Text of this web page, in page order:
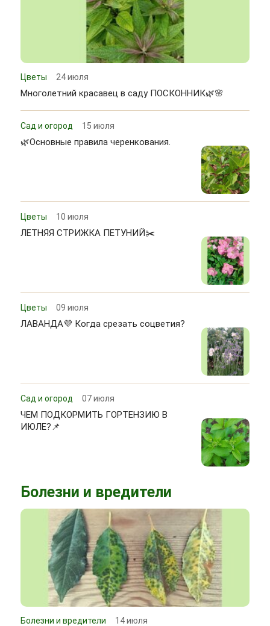
Цветы 24 июля
Многолетний красавец в саду ПОСКОННИК🌿🌸
Сад и огород 15 июля
🌿Основные правила черенкования.
Цветы 10 июля
ЛЕТНЯЯ СТРИЖКА ПЕТУНИЙ✂️
Цветы 09 июля
ЛАВАНДА💜 Когда срезать соцветия?
Сад и огород 07 июля
ЧЕМ ПОДКОРМИТЬ ГОРТЕНЗИЮ В
ИЮЛЕ?📌
Болезни и вредители
Болезни и вредители 14 июля